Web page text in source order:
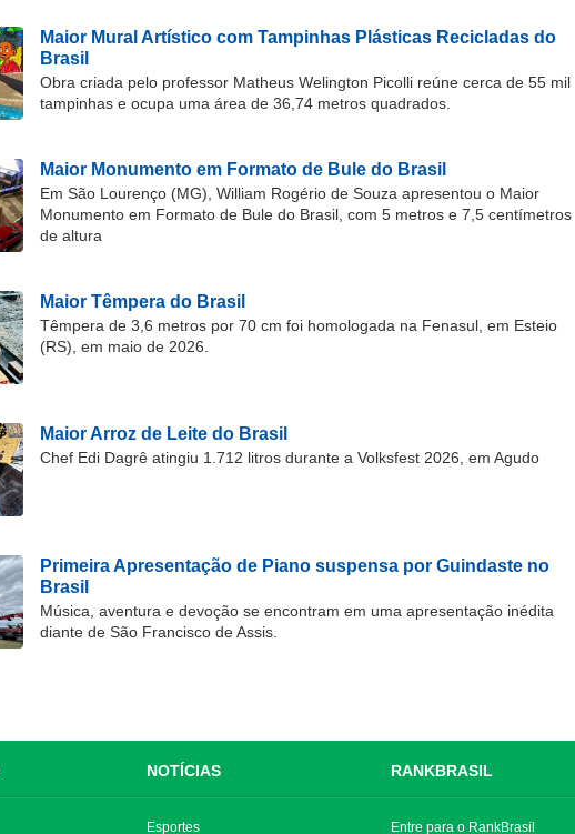
Maior Mural Artístico com Tampinhas Plásticas Recicladas do
Brasil
Obra criada pelo professor Matheus Welington Picolli reúne cerca de 55 mil
tampinhas e ocupa uma área de 36,74 metros quadrados.
Maior Monumento em Formato de Bule do Brasil
Em São Lourenço (MG), William Rogério de Souza apresentou o Maior
Monumento em Formato de Bule do Brasil, com 5 metros e 7,5 centímetros
de altura
Maior Têmpera do Brasil
Têmpera de 3,6 metros por 70 cm foi homologada na Fenasul, em Esteio
(RS), em maio de 2026.
Maior Arroz de Leite do Brasil
Chef Edi Dagrê atingiu 1.712 litros durante a Volksfest 2026, em Agudo
Primeira Apresentação de Piano suspensa por Guindaste no
Brasil
Música, aventura e devoção se encontram em uma apresentação inédita
diante de São Francisco de Assis.
NOTÍCIAS RANKBRASIL
Esportes Entre para o RankBrasil